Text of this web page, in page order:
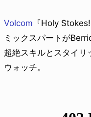
Volcom 『Holy
ミックスパートが
超絶スキルとスタイリ
ウォッチ。